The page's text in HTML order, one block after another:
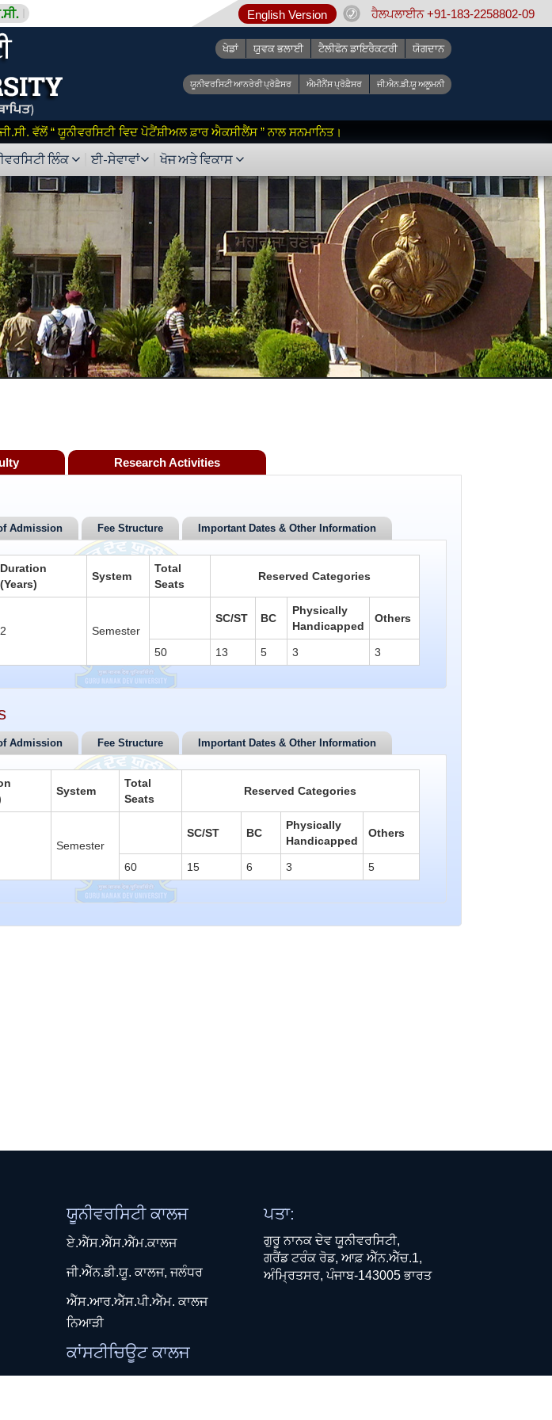
English Version ਹੈਲਪਲਾਈਨ +91-183-2258802-09
ਖੇਡਾਂ ਯੁਵਕ ਭਲਾਈ ਟੈਲੀਫੋਨ ਡਾਇਰੈਕਟਰੀ ਯੋਗਦਾਨ
ਯੂਨੀਵਰਸਿਟੀ ਆਨਰੇਰੀ ਪ੍ਰੋਫ਼ੈਸਰ ਐਮੀਨੈਂਸ ਪ੍ਰੋਫ਼ੈਸਰ ਜੀ.ਐਨ.ਡੀ.ਯੂ ਅਲੂਮਨੀ
ਵੱਲੋਂ “ ਯੂਨੀਵਰਸਿਟੀ ਵਿਦ ਪੋਟੈਂਸ਼ੀਅਲ ਫ਼ਾਰ ਐਕਸੀਲੈਂਸ ” ਨਾਲ ਸਨਮਾਨਿਤ।
ਲਿੰਕ ਈ-ਸੇਵਾਵਾਂ ਖੋਜ ਅਤੇ ਵਿਕਾਸ
Research Activities
Admission Fee Structure Important Dates & Other Information
Duration
(Years)
System
Total
Seats
Reserved Categories
2 Semester
SC/ST BC
Physically
Handicapped
Others
50 13 5 3 3
Admission Fee Structure Important Dates & Other Information
System
Total
Seats
Reserved Categories
Semester
SC/ST BC
Physically
Handicapped
Others
60 15 6 3 5
ਯੂਨੀਵਰਸਿਟੀ ਕਾਲਜ
ਏ.ਐੱਸ.ਐੱਸ.ਐੱਮ.ਕਾਲਜ
ਜੀ.ਐੱਨ.ਡੀ.ਯੂ. ਕਾਲਜ, ਜਲੰਧਰ
ਐੱਸ.ਆਰ.ਐੱਸ.ਪੀ.ਐੱਮ. ਕਾਲਜ
ਨਿਆੜੀ
ਕਾਂਸਟੀਚਿਊਟ ਕਾਲਜ
ਪਤਾ:
ਗੁਰੂ ਨਾਨਕ ਦੇਵ ਯੂਨੀਵਰਸਿਟੀ,
ਗਰੈਂਡ ਟਰੰਕ ਰੋਡ, ਆਫ਼ ਐੱਨ.ਐੱਚ.1,
ਅੰਮ੍ਰਿਤਸਰ, ਪੰਜਾਬ-143005 ਭਾਰਤ